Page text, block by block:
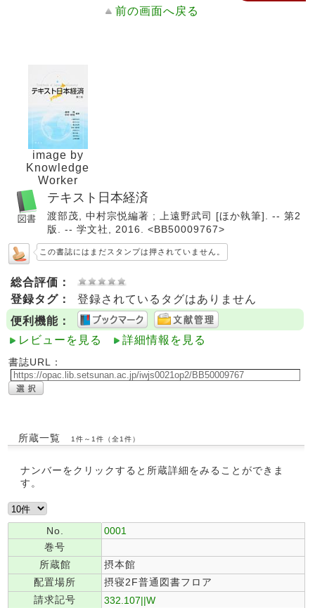
前の画面へ戻る
image by
Knowledge
Worker
テキスト日本経済
渡部茂, 中村宗悦編著 ; 上遠野武司 [ほか執筆]. -- 第2
版. -- 学文社, 2016. <BB50009767>
この書誌にはまだスタンプは押されていません。
総合評価：
登録タグ：
登録されているタグはありません
便利機能：
レビューを見る
詳細情報を見る
書誌URL：
所蔵一覧 1件～1件（全1件）
ナンバーをクリックすると所蔵詳細をみることができま
す。
No.
0001
巻号
所蔵館
摂本館
配置場所
摂寝2F普通図書フロア
請求記号
332.107||W